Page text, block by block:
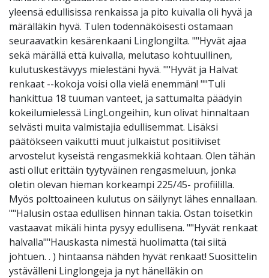
yleensä edullisissa renkaissa ja pito kuivalla oli hyvä ja
märälläkin hyvä. Tulen todennäköisesti ostamaan
seuraavatkin kesärenkaani Linglongilta. ""Hyvät ajaa
sekä märällä että kuivalla, melutaso kohtuullinen,
kulutuskestävyys mielestäni hyvä. ""Hyvät ja Halvat
renkaat --kokoja voisi olla vielä enemmän! ""Tuli
hankittua 18 tuuman vanteet, ja sattumalta päädyin
kokeilumielessä LingLongeihin, kun olivat hinnaltaan
selvästi muita valmistajia edullisemmat. Lisäksi
päätökseen vaikutti muut julkaistut positiiviset
arvostelut kyseistä rengasmekkiä kohtaan. Olen tähän
asti ollut erittäin tyytyväinen rengasmeluun, jonka
oletin olevan hieman korkeampi 225/45- profiililla.
Myös polttoaineen kulutus on säilynyt lähes ennallaan.
""Halusin ostaa edullisen hinnan takia. Ostan toisetkin
vastaavat mikäli hinta pysyy edullisena. ""Hyvät renkaat
halvalla""Hauskasta nimestä huolimatta (tai siitä
johtuen. . ) hintaansa nähden hyvät renkaat! Suosittelin
ystävälleni Linglongeja ja nyt hänelläkin on